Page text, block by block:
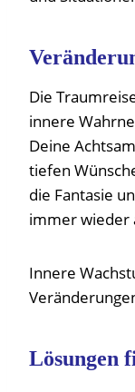
Die
innere
Deine
tiefen
die Fantasie
immer wieder
Innere
Lösungen